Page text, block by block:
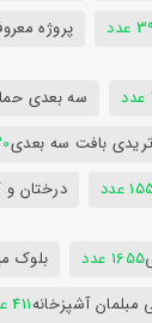
عدد پروژه
سه بعدی
بافت سه بعدی
عدد درختان و
1655 عدد بلوک
مبلمان آشپزخانه411 عدد